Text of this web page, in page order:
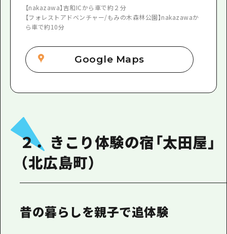
【nakazawa】吉和ICから車で約２分
【フォレストアドベンチャー/もみの木森林公園】nakazawaか
ら車で約10分
Google Maps
２．きこり体験の宿「太田屋」
（北広島町）
昔の暮らしを親子で追体験